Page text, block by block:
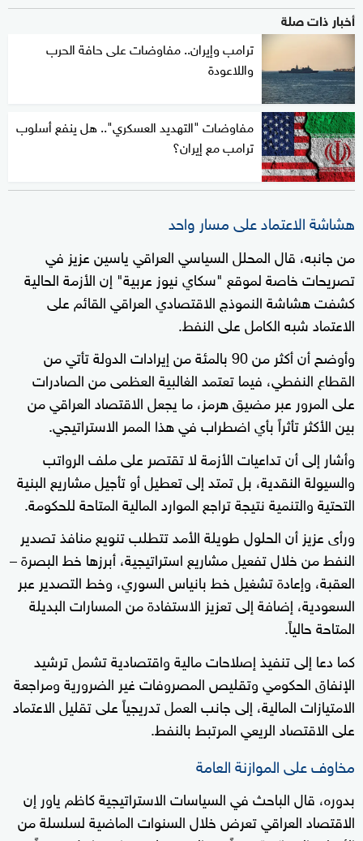
أخبار ذات صلة
ترامب وإيران.. مفاوضات على حافة الحرب
واللاعودة
مفاوضات "التهديد العسكري".. هل ينفع أسلوب
ترامب مع إيران؟
هشاشة الاعتماد على مسار واحد
من جانبه، قال المحلل السياسي العراقي ياسين عزيز في
تصريحات خاصة لموقع "سكاي نيوز عربية" إن الأزمة الحالية
كشفت هشاشة النموذج الاقتصادي العراقي القائم على
الاعتماد شبه الكامل على النفط.
وأوضح أن أكثر من 90 بالمئة من إيرادات الدولة تأتي من
القطاع النفطي، فيما تعتمد الغالبية العظمى من الصادرات
على المرور عبر مضيق هرمز، ما يجعل الاقتصاد العراقي من
بين الأكثر تأثراً بأي اضطراب في هذا الممر الاستراتيجي.
وأشار إلى أن تداعيات الأزمة لا تقتصر على ملف الرواتب
والسيولة النقدية، بل تمتد إلى تعطيل أو تأجيل مشاريع البنية
التحتية والتنمية نتيجة تراجع الموارد المالية المتاحة للحكومة.
ورأى عزيز أن الحلول طويلة الأمد تتطلب تنويع منافذ تصدير
النفط من خلال تفعيل مشاريع استراتيجية، أبرزها خط البصرة –
العقبة، وإعادة تشغيل خط بانياس السوري، وخط التصدير عبر
السعودية، إضافة إلى تعزيز الاستفادة من المسارات البديلة
المتاحة حالياً.
كما دعا إلى تنفيذ إصلاحات مالية واقتصادية تشمل ترشيد
الإنفاق الحكومي وتقليص المصروفات غير الضرورية ومراجعة
الامتيازات المالية، إلى جانب العمل تدريجياً على تقليل الاعتماد
على الاقتصاد الريعي المرتبط بالنفط.
مخاوف على الموازنة العامة
بدوره، قال الباحث في السياسات الاستراتيجية كاظم ياور إن
الاقتصاد العراقي تعرض خلال السنوات الماضية لسلسلة من